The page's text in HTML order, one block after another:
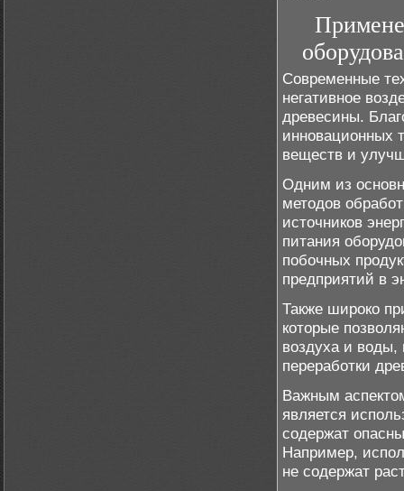
Современные
негативное
древесины.
инновационных
веществ и
Одним из
методов
источников
питания
побочных
предприятий в
Также широко
которые
воздуха и воды,
переработки
Важным
является
содержат
Например,
не содержат